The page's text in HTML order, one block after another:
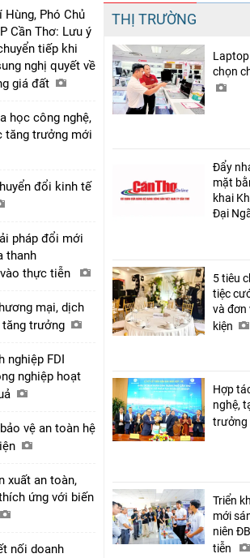
Facebook
Hùng, Phó Chủ
Cần Thơ: Lưu ý
tiếp khi
nghị quyết về
giá đất
học công nghệ,
tăng trưởng mới
đổi kinh tế
pháp đổi mới
thanh
thực tiễn
mại, dịch
trưởng
nghiệp FDI
nghiệp hoạt
vệ an toàn hệ
xuất an toàn,
ứng với biến
nối doanh
THỊ TRƯỜNG
chọn
Đẩy
mặt
khai
Đại
5 tiêu
tiệc
và đơn
kiện
Hợp
nghệ,
trưởng
Triển
mới
niên
tiễn